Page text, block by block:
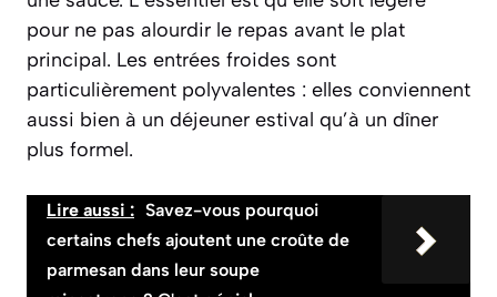
pour ne pas alourdir le repas avant le plat
principal. Les entrées froides sont
particulièrement polyvalentes : elles conviennent
aussi bien à un déjeuner estival qu’à un dîner
plus formel.
Lire aussi : Savez-vous pourquoi
certains chefs ajoutent une croûte de
parmesan dans leur soupe